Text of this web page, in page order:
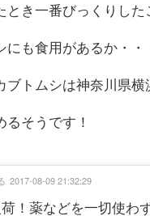
とき一番びっくりした
も食用があるか・・
ブトムシは神奈川県
るそうです！
！薬などを一切使わ
2017-08-09 21:32:29